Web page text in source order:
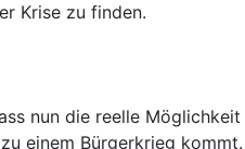
Krise zu finden.
nun die reelle Möglichkeit
einem Bürgerkrieg kommt.